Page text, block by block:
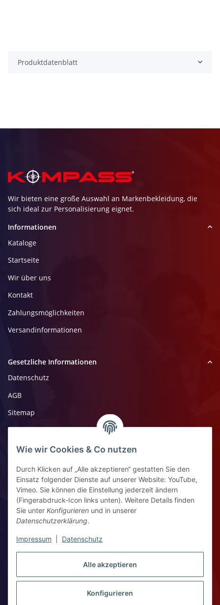
Alle akzeptieren
Konfigurieren
Wie wir Cookies & Co nutzen
Durch Klicken auf „Alle akzeptieren“ gestatten Sie den
Einsatz folgender Dienste auf unserer Website: YouTube,
Vimeo. Sie können die Einstellung jederzeit ändern
(Fingerabdruck-Icon links unten). Weitere Details finden
Sie unter Konfigurieren und in unserer
Datenschutzerklärung.
Impressum Datenschutz
Produktdatenblatt
Wir bieten eine große Auswahl an Markenbekleidung, die
sich ideal zur Personalisierung eignet.
Informationen
Kataloge
Startseite
Wir über uns
Kontakt
Zahlungsmöglichkeiten
Versandinformationen
Gesetzliche Informationen
Datenschutz
AGB
Sitemap
Impressum
Widerrufsrecht
Kontaktinformationen
Ziegelhüttenstr 30, 64832 Babenhausen
+49 6073 7250531
Vertrag widerrufen